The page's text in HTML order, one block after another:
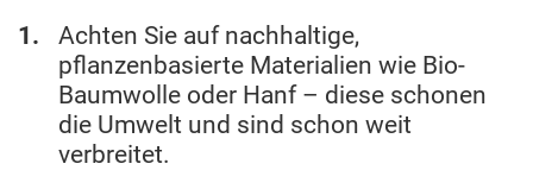
Achten Sie auf nachhaltige,
pflanzenbasierte Materialien wie Bio-
Baumwolle oder Hanf – diese schonen
die Umwelt und sind schon weit
verbreitet.